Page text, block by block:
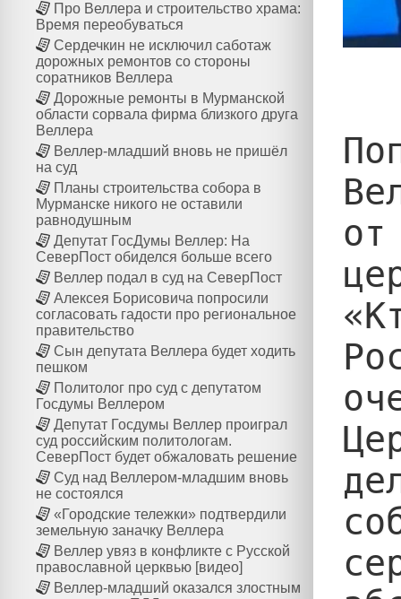
Про Веллера и строительство храма:
Время переобуваться
Сердечкин не исключил саботаж
дорожных ремонтов со стороны
соратников Веллера
Дорожные ремонты в Мурманской
области сорвала фирма близкого друга
Веллера
Веллер-младший вновь не пришёл
на суд
Планы строительства собора в
Мурманске никого не оставили
равнодушным
Депутат ГосДумы Веллер: На
СеверПост обиделся больше всего
Веллер подал в суд на СеверПост
Алексея Борисовича попросили
согласовать гадости про региональное
правительство
Сын депутата Веллера будет ходить
пешком
Политолог про суд с депутатом
Госдумы Веллером
Депутат Госдумы Веллер проиграл
суд российским политологам.
СеверПост будет обжаловать решение
Суд над Веллером-младшим вновь
не состоялся
«Городские тележки» подтвердили
земельную заначку Веллера
Веллер увяз в конфликте с Русской
православной церквью [видео]
Веллер-младший оказался злостным
от